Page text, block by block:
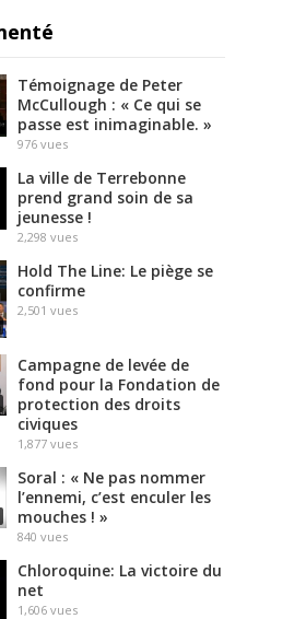
Témoignage de Peter
McCullough : « Ce qui se
passe est inimaginable. »
976 vues
La ville de Terrebonne
prend grand soin de sa
jeunesse !
2,298 vues
Hold The Line: Le piège se
confirme
2,501 vues
Campagne de levée de
fond pour la Fondation de
protection des droits
civiques
1,877 vues
Soral : « Ne pas nommer
l’ennemi, c’est enculer les
mouches ! »
840 vues
Chloroquine: La victoire du
net
1,606 vues